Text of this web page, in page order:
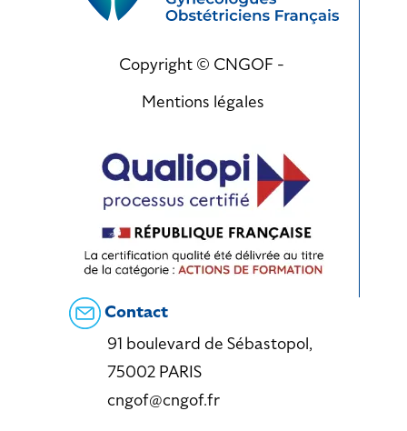
Copyright © CNGOF -
Mentions légales
Contact
91 boulevard de Sébastopol,
75002 PARIS
cngof@cngof.fr